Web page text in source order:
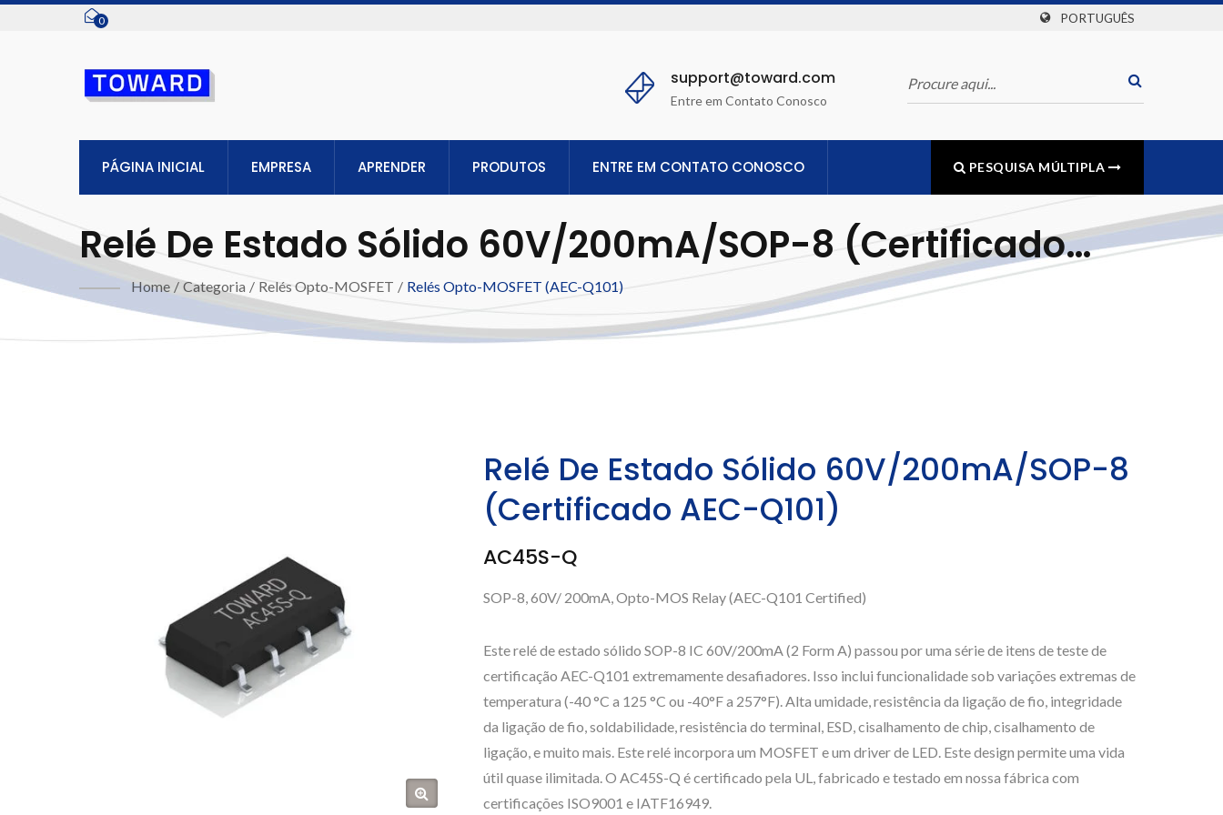
0 PORTUGUÊS
support@toward.com
Entre em Contato Conosco
PÁGINA INICIAL EMPRESA APRENDER PRODUTOS ENTRE EM CONTATO CONOSCO PESQUISA MÚLTIPLA
Relé De Estado Sólido 60V/200mA/SOP-8 (Certificado
AEC-Q101)
Home / Categoria / Relés Opto-MOSFET / Relés Opto-MOSFET (AEC-Q101)
Relé De Estado Sólido 60V/200mA/SOP-8
(Certificado AEC-Q101)
AC45S-Q
SOP-8, 60V/ 200mA, Opto-MOS Relay (AEC-Q101 Certified)
Este relé de estado sólido SOP-8 IC 60V/200mA (2 Form A) passou por uma série de itens de teste de
certificação AEC-Q101 extremamente desafiadores. Isso inclui funcionalidade sob variações extremas de
temperatura (-40 °C a 125 °C ou -40°F a 257°F). Alta umidade, resistência da ligação de fio, integridade
da ligação de fio, soldabilidade, resistência do terminal, ESD, cisalhamento de chip, cisalhamento de
ligação, e muito mais. Este relé incorpora um MOSFET e um driver de LED. Este design permite uma vida
útil quase ilimitada. O AC45S-Q é certificado pela UL, fabricado e testado em nossa fábrica com
certificações ISO9001 e IATF16949.